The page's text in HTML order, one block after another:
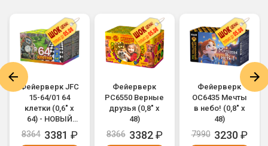
Фейерверк JFC
15-64/01 64
клетки (0,6" х
64) - НОВЫЙ
ЭФФЕКТ
2025/2026
8364 3381 ₽
Фейерверк
РС6550 Верные
друзья (0,8" х
48)
8366 3382₽
Фейерверк
ОС6435 Мечты
в небо! (0,8" х
48)
7990 3230₽